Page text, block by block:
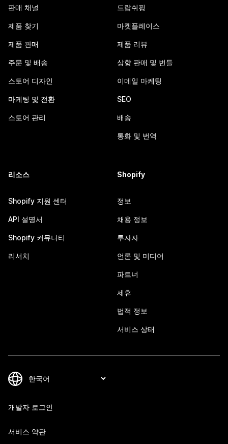
판매 채널
제품 찾기
제품 판매
주문 및 배송
스토어 디자인
마케팅 및 전환
스토어 관리
드랍쉬핑
마켓플레이스
제품 리뷰
상향 판매 및 번들
이메일 마케팅
SEO
배송
통화 및 번역
리소스
Shopify 지원 센터
API 설명서
Shopify 커뮤니티
리서치
Shopify
정보
채용 정보
투자자
언론 및 미디어
파트너
제휴
법적 정보
서비스 상태
개발자 로그인
서비스 약관